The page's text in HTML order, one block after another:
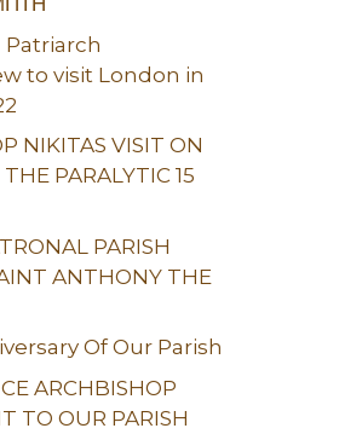
to visit London in
NIKITAS VISIT ON
PARALYTIC 15
PARISH
ANTHONY THE
Of Our Parish
ARCHBISHOP
TO OUR PARISH